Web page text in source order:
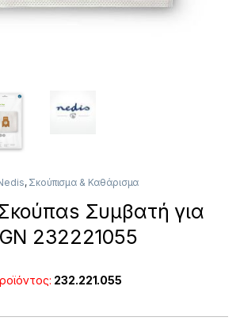
, Σκούπισμα & Καθάρισμα
Συμβατή για
232221055
232.221.055